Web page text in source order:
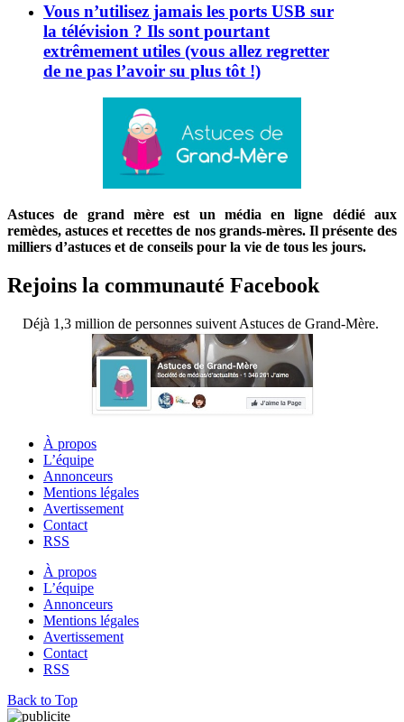
Vous n’utilisez jamais les ports USB sur
la télévision ? Ils sont pourtant
extrêmement utiles (vous allez regretter
de ne pas l’avoir su plus tôt !)
Astuces de grand mère est un média en ligne dédié aux
remèdes, astuces et recettes de nos grands-mères. Il présente des
milliers d’astuces et de conseils pour la vie de tous les jours.
Rejoins la communauté Facebook
Déjà 1,3 million de personnes suivent Astuces de Grand-Mère.
À propos
L’équipe
Annonceurs
Mentions légales
Avertissement
Contact
RSS
À propos
L’équipe
Annonceurs
Mentions légales
Avertissement
Contact
RSS
Back to Top